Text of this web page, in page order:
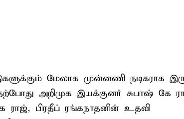
மேலாக முன்னணி நடிகராக
அறிமுக இயக்குனர் சுபாஷ் கே
ராஜ், பிரதீப் ரங்கநாதனின் உதவி